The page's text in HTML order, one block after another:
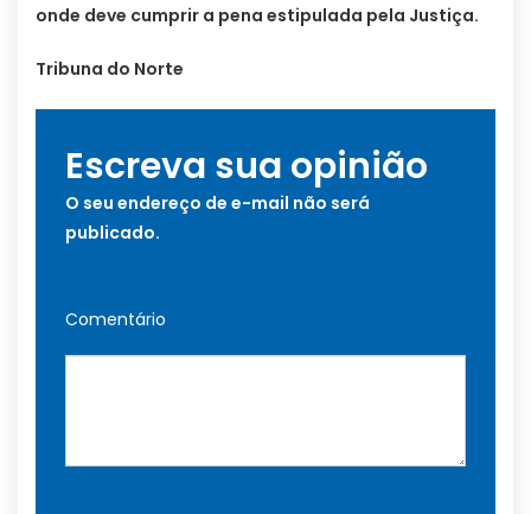
onde deve cumprir a pena estipulada pela Justiça.
Tribuna do Norte
Escreva sua opinião
O seu endereço de e-mail não será
publicado.
Comentário